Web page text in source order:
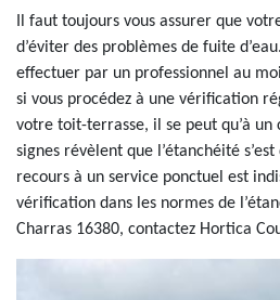
Il faut toujours vous assurer que
d’éviter des problèmes de fuite
effectuer par un professionnel au
si vous procédez à une vérification
votre toit-terrasse, il se peut qu’à
signes révèlent que l’étanchéité
recours à un service ponctuel est
vérification dans les normes de
Charras 16380, contactez Hortica